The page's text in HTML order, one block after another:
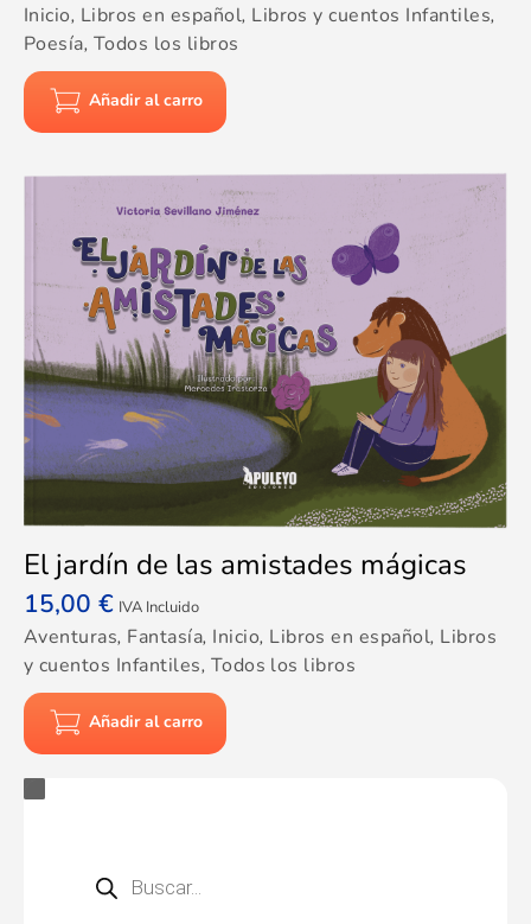
Inicio, Libros en español, Libros y cuentos Infantiles,
Poesía, Todos los libros
Añadir al carro
El jardín de las amistades mágicas
15,00 € IVA Incluido
Aventuras, Fantasía, Inicio, Libros en español, Libros
y cuentos Infantiles, Todos los libros
Añadir al carro